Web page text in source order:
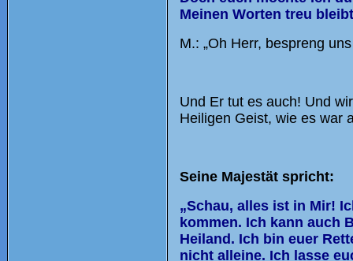
Meinen Worten treu
M.: „Oh Herr, bespreng
Und Er tut es auch! Und
Heiligen Geist, wie es war
Seine Majestät spricht:
„Schau, alles ist in Mir!
kommen. Ich kann auch
Heiland. Ich bin euer
nicht alleine. Ich lasse